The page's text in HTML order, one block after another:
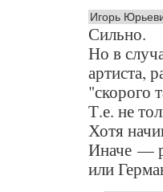
Игорь
Сильно.
Но в
артиста,
"скорого
Т.е. не
Хотя
Иначе —
или